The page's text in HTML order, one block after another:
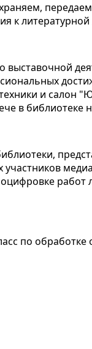
к
и
в библиотеке
работ
по